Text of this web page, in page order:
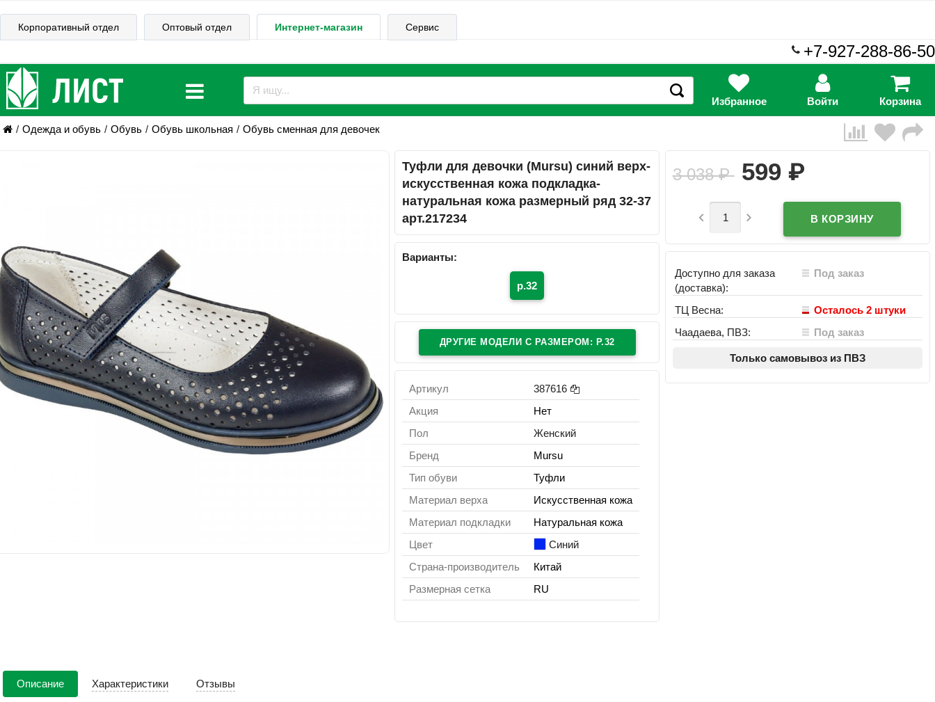
Корпоративный отдел Оптовый отдел Интернет-магазин Сервис
+7-927-288-86-50
Избранное Войти Корзина
Одежда и обувь Обувь Обувь школьная Обувь сменная для девочек
Туфли для девочки (Mursu) синий верх-
искусственная кожа подкладка-
натуральная кожа размерный ряд 32-37
арт.217234
Варианты:
р.32
ДРУГИЕ МОДЕЛИ C РАЗМЕРОМ: Р.32
Артикул
387616
Акция
Нет
Пол
Женский
Бренд
Mursu
Тип обуви
Туфли
Материал верха
Искусственная кожа
Материал подкладки
Натуральная кожа
Цвет
Синий
Страна-производитель
Китай
Размерная сетка
RU
3 038₽ 599 ₽
 
Доступно для заказа
(доставка):
Под заказ
ТЦ Весна:
Осталось 2 штуки
Чаадаева, ПВЗ:
Под заказ
Только самовывоз из ПВЗ
Описание Характеристики Отзывы